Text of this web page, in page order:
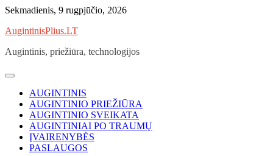
Skip
content
Sekmadienis, 9 rugpjūčio, 2026
AugintinisPlius.LT
Augintinis, priežiūra, technologijos
AUGINTINIS
AUGINTINIO PRIEŽIŪRA
AUGINTINIO SVEIKATA
AUGINTINIAI PO TRAUMŲ
ĮVAIRENYBĖS
PASLAUGOS